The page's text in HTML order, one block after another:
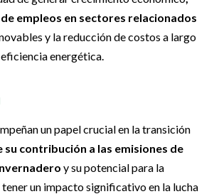
empleos en sectores relacionados
y la reducción de costos a largo
energética.
un papel crucial en la transición
su contribución a las emisiones de
y su potencial para la
un impacto significativo en la lucha